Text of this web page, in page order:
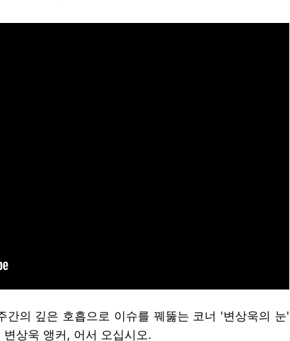
의 깊은 호흡으로 이슈를 꿰뚫는 코너 '변상욱의 눈'
상욱 앵커, 어서 오십시오.